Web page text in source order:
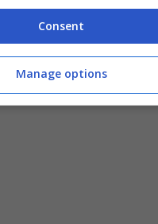
Consent
Manage options